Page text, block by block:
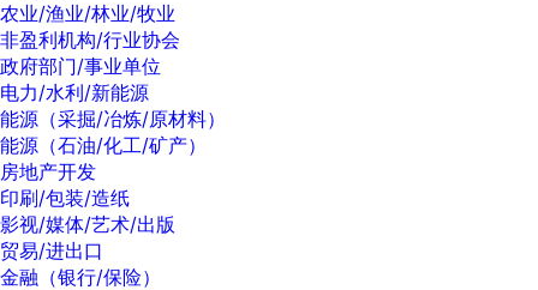
农业/渔业/林业/牧业
非盈利机构/行业协会
政府部门/事业单位
电力/水利/新能源
能源（采掘/冶炼/原材料）
能源（石油/化工/矿产）
房地产开发
印刷/包装/造纸
影视/媒体/艺术/出版
贸易/进出口
金融（银行/保险）